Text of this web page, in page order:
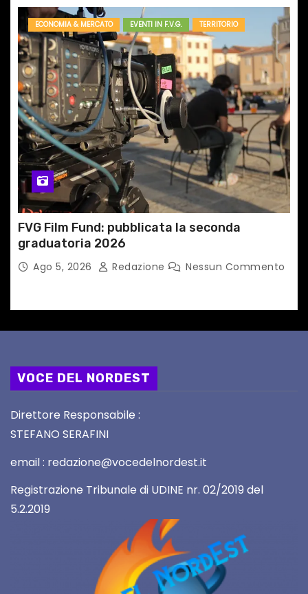
ECONOMIA & MERCATO EVENTI IN F.V.G. TERRITORIO
FVG Film Fund: pubblicata la seconda
graduatoria 2026
Ago 5, 2026 Redazione Nessun Commento
VOCE DEL NORDEST
Direttore Responsabile :
STEFANO SERAFINI
email : redazione@vocedelnordest.it
Registrazione Tribunale di UDINE nr. 02/2019 del
5.2.2019